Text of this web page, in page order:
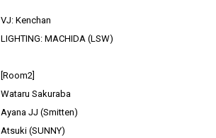
VJ: Kenchan
LIGHTING: MACHIDA (LSW)
[Room2]
Wataru Sakuraba
Ayana JJ (Smitten)
Atsuki (SUNNY)